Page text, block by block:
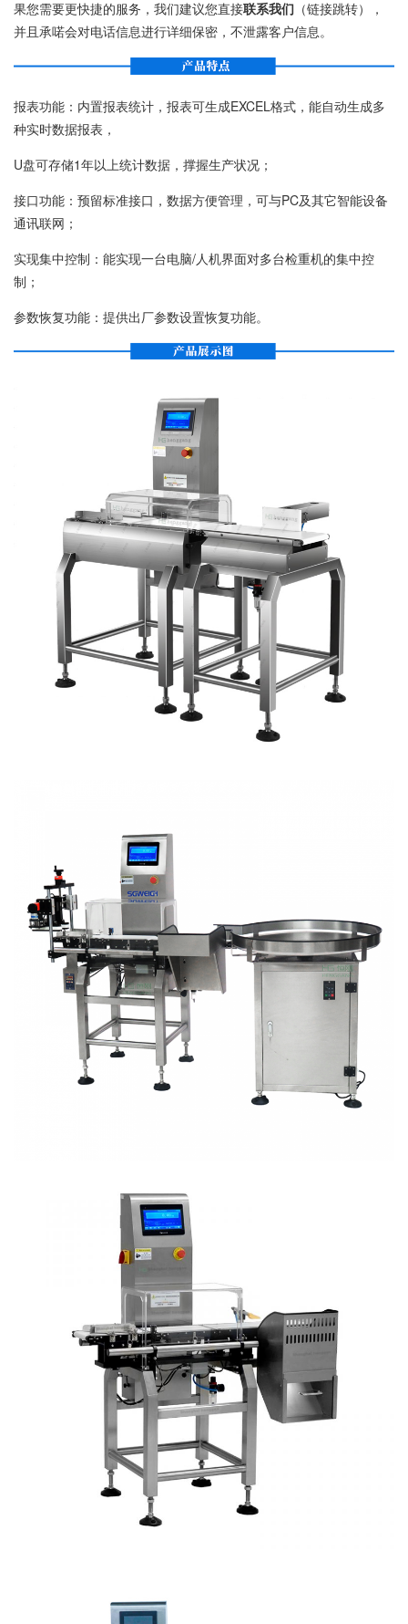
果您需要更快捷的服务，我们建议您直接联系我们 （链接跳转），
并且承喏会对电话信息进行详细保密，不泄露客户信息。
报表功能：内置报表统计，报表可生成EXCEL格式，能自动生成多
种实时数据报表，
U盘可存储1年以上统计数据，撑握生产状况；
接口功能：预留标准接口，数据方便管理，可与PC及其它智能设备
通讯联网；
实现集中控制：能实现一台电脑/人机界面对多台检重机的集中控
制；
参数恢复功能：提供出厂参数设置恢复功能。